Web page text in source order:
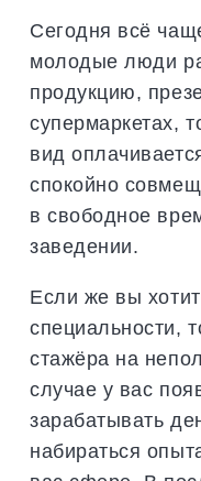
Сегодня всё
молодые люди
продукцию,
супермаркетах,
вид
спокойно
в свободное
заведении.
Если же вы
специальности,
стажёра на
случае у вас
зарабатывать
набираться